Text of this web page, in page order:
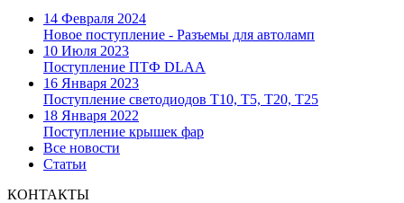
14 Февраля 2024
Новое поступление - Разъемы для автоламп
10 Июля 2023
Поступление ПТФ DLAA
16 Января 2023
Поступление светодиодов T10, T5, T20, T25
18 Января 2022
Поступление крышек фар
Все новости
Статьи
КОНТАКТЫ